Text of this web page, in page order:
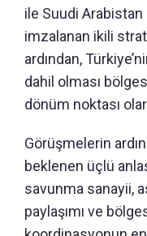
ile Suudi Arabistan
imzalanan ikili
ardından,
dahil olması
dönüm noktası
Görüşmelerin
beklenen üçlü
savunma sanayii,
paylaşımı ve